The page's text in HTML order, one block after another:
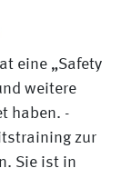
eine „Safety
weitere
haben.
zur
Sie ist in